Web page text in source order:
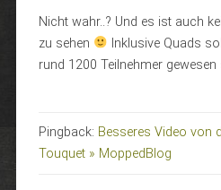
Nicht wahr..? Und es ist auch
zu sehen
Inklusive Quads
rund 1200 Teilnehmer gewesen
Pingback: Besseres Video von
Touquet » MoppedBlog